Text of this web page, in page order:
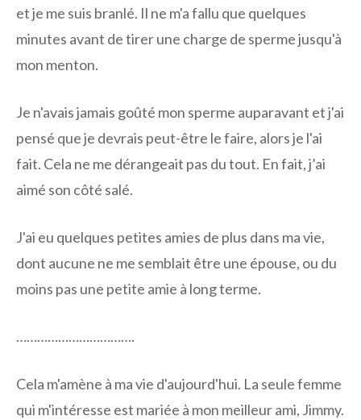
et je me suis branlé. Il ne m'a fallu que quelques
minutes avant de tirer une charge de sperme jusqu'à
mon menton.
Je n'avais jamais goûté mon sperme auparavant et j'ai
pensé que je devrais peut-être le faire, alors je l'ai
fait. Cela ne me dérangeait pas du tout. En fait, j’ai
aimé son côté salé.
J'ai eu quelques petites amies de plus dans ma vie,
dont aucune ne me semblait être une épouse, ou du
moins pas une petite amie à long terme.
…………………………….
Cela m'amène à ma vie d'aujourd'hui. La seule femme
qui m'intéresse est mariée à mon meilleur ami, Jimmy.